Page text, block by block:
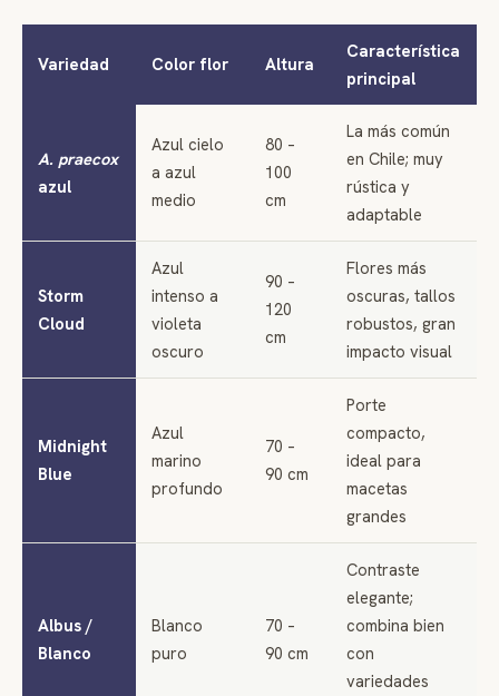
Variedad Color flor Altura
Característica
principal
A. praecox
azul
Azul cielo
a azul
medio
80 –
100
cm
La más común
en Chile; muy
rústica y
adaptable
Storm
Cloud
Azul
intenso a
violeta
oscuro
90 –
120
cm
Flores más
oscuras, tallos
robustos, gran
impacto visual
Midnight
Blue
Azul
marino
profundo
70 –
90 cm
Porte
compacto,
ideal para
macetas
grandes
Albus /
Blanco
Blanco
puro
70 –
90 cm
Contraste
elegante;
combina bien
con
variedades